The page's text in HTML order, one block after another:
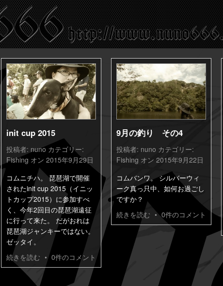
nuno666
init cup 2015
投稿者: nuno カテゴリー:
Fishing オン 2015年9月29日
コムニチハ。 琵琶湖で開催
されたinit cup 2015（イニッ
トカップ2015）に参加すべ
く、今年2回目の琵琶湖遠征
に行って来た。 だがおれは
琵琶湖ジャンキーではない。
ゼッタイ。
続きを読む • 0件のコメント
9月の釣り その4
投稿者: nuno カテゴリー:
Fishing オン 2015年9月22日
コムバンワ。 シルバーウィ
ーク真っ只中、如何お過ごし
ですか？
続きを読む • 0件のコメント